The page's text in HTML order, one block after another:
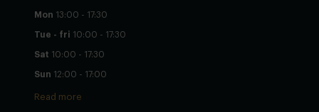
Mon 13:00 - 17:30
Tue - fri 10:00 - 17:30
Sat 10:00 - 17:30
Sun 12:00 - 17:00
Read more